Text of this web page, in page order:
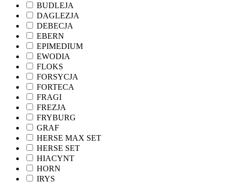
BUDLEJA
DAGLEZJA
DEBECJA
EBERN
EPIMEDIUM
EWODIA
FLOKS
FORSYCJA
FORTECA
FRAGI
FREZJA
FRYBURG
GRAF
HERSE MAX SET
HERSE SET
HIACYNT
HORN
IRYS